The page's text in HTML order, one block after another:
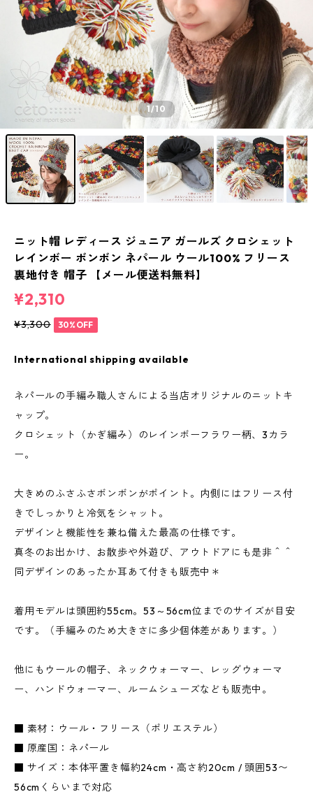
1/10
ニット帽 レディース ジュニア ガールズ クロシェット
レインボー ボンボン ネパール ウール100% フリース
裏地付き 帽子 【メール便送料無料】
¥2,310
¥3,300 30%OFF
International shipping available
ネパールの手編み職人さんによる当店オリジナルのニットキ
ャップ。
クロシェット（かぎ編み）のレインボーフラワー柄、3カラ
ー。
大きめのふさふさボンボンがポイント。内側にはフリース付
きでしっかりと冷気をシャット。
デザインと機能性を兼ね備えた最高の仕様です。
真冬のお出かけ、お散歩や外遊び、アウトドアにも是非＾＾
同デザインのあったか耳あて付きも販売中＊
着用モデルは頭囲約55cm。53～56cm位までのサイズが目安
です。（手編みのため大きさに多少個体差があります。）
他にもウールの帽子、ネックウォーマー、レッグウォーマ
ー、ハンドウォーマー、ルームシューズなども販売中。
■ 素材：ウール・フリース（ポリエステル）
■ 原産国：ネパール
■ サイズ：本体平置き幅約24cm・高さ約20cm / 頭囲53〜
56cmくらいまで対応